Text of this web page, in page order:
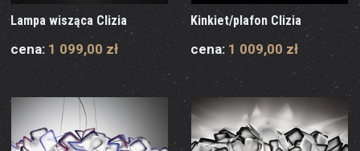
Lampa wisząca Clizia
cena: 1 099,00 zł
Kinkiet/plafon Clizia
cena: 1 009,00 zł